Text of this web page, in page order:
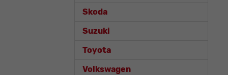
Skoda
Suzuki
Toyota
Volkswagen